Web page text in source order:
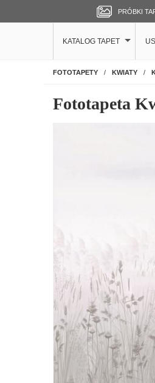
PRÓBKI
KATALOG TAPET
FOTOTAPETYNA ŚCIANĘ
KWIATY
Fototapeta